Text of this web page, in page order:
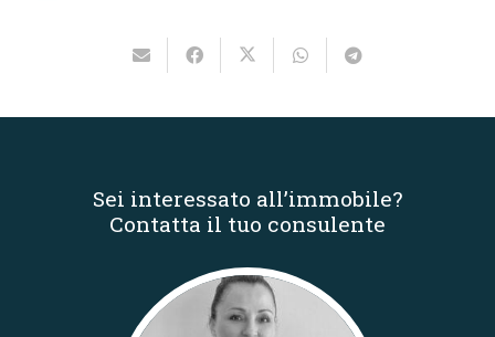
Sei interessato all’immobile?
Contatta il tuo consulente